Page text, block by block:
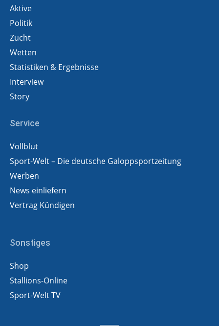
Aktive
Politik
Zucht
Wetten
Statistiken & Ergebnisse
Interview
Story
Service
Vollblut
Sport-Welt – Die deutsche Galoppsportzeitung
Werben
News einliefern
Vertrag Kündigen
Sonstiges
Shop
Stallions-Online
Sport-Welt TV